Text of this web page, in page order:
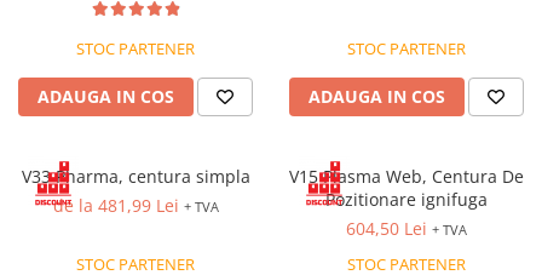
Sandale de protecție S1
Accesorii încălțăminte
PROTECȚIA MÂINILOR
Protecție mecanică
STOC PARTENER
ADAUGA IN COS
STOC PARTENER
ADAUGA IN COS
V33 Pharma, centura simpla
de la 481,99 Lei + TVA
STOC PARTENER
V15 Plasma Web, Centura De
Pozitionare ignifuga
604,50 Lei + TVA
STOC PARTENER